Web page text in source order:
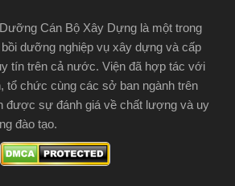
Cán Bộ Xây Dựng là một trong
dưỡng nghiệp vụ xây dựng và cấp
tín trên cả nước. Viện đã hợp tác với
tổ chức cùng các sở ban ngành trên
được sự đánh giá về chất lượng và uy
đào tạo.